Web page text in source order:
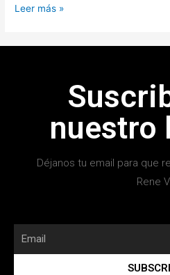
Leer más »
nuestro
Déjanos tu email para que
Rene